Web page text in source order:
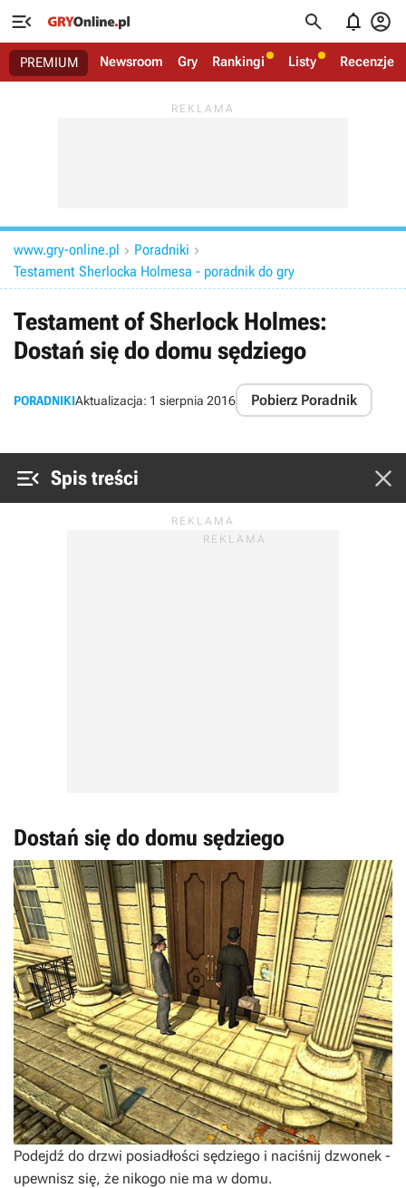
   
PREMIUM Newsroom Gry Rankingi Listy Recenzje
www.gry-online.pl  Poradniki 
Testament Sherlocka Holmesa - poradnik do gry
Testament of Sherlock Holmes:
Dostań się do domu sędziego
PORADNIKIAktualizacja: 1 sierpnia 2016 Pobierz Poradnik
 Spis treści 
Dostań się do domu sędziego
Podejdź do drzwi posiadłości sędziego i naciśnij dzwonek -
upewnisz się, że nikogo nie ma w domu.